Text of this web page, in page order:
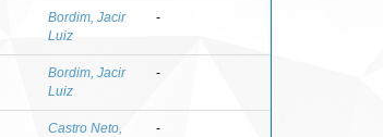
Bordim, Jacir
Luiz
-
Bordim, Jacir
Luiz
-
Castro Neto,
-